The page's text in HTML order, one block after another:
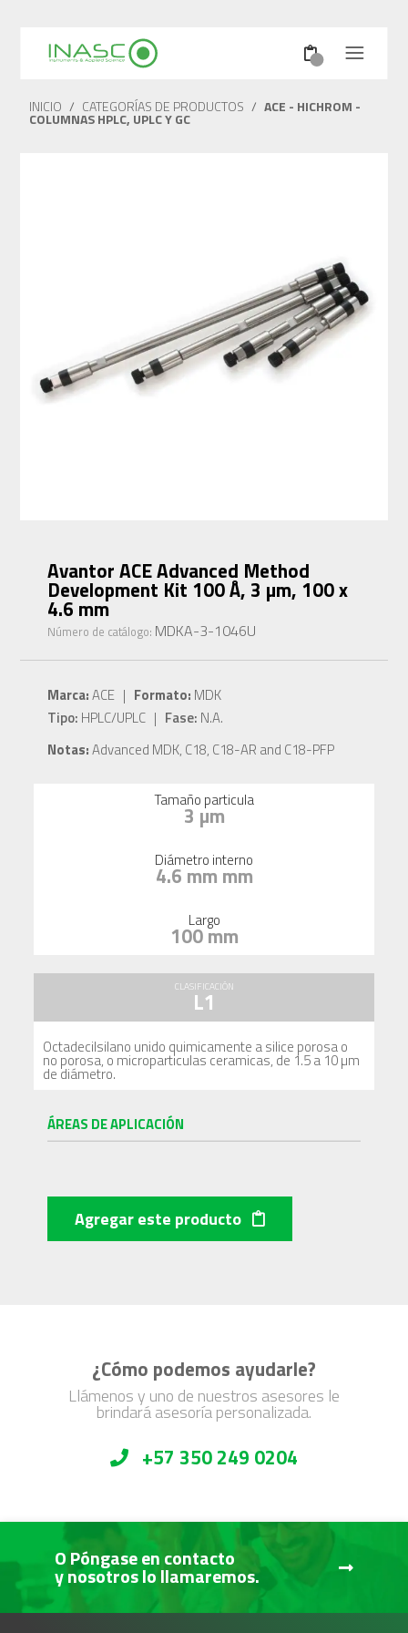
INICIO / CATEGORÍAS DE PRODUCTOS / ACE - HICHROM -
COLUMNAS HPLC, UPLC Y GC
Avantor ACE Advanced Method
Development Kit 100 Å, 3 µm, 100 x
4.6 mm
Número de catálogo: MDKA-3-1046U
Marca:ACE | Formato: MDK
Tipo: HPLC/UPLC | Fase: N.A.
Notas:Advanced MDK, C18, C18-AR and C18-PFP
Tamaño particula
3 µm
Diámetro interno
4.6 mm mm
Largo
100 mm
CLASIFICACIÓN
L1
Octadecilsilano unido quimicamente a silice porosa o
no porosa, o microparticulas ceramicas, de 1.5 a 10 µm
de diámetro.
ÁREAS DE APLICACIÓN
Agregar este producto
¿Cómo podemos ayudarle?
Llámenos y uno de nuestros asesores le
brindará asesoría personalizada.
+57 350 249 0204
O Póngase en contacto
y nosotros lo llamaremos.